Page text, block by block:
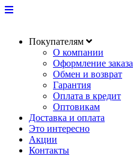
Покупателям
О компании
Оформление заказа
Обмен и возврат
Гарантия
Оплата в кредит
Оптовикам
Доставка и оплата
Это интересно
Акции
Контакты